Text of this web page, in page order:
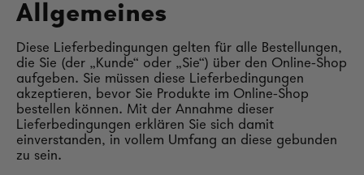
Allgemeines
Diese Lieferbedingungen gelten für alle Bestellungen,
die Sie (der „Kunde“ oder „Sie“) über den Online-Shop
aufgeben. Sie müssen diese Lieferbedingungen
akzeptieren, bevor Sie Produkte im Online-Shop
bestellen können. Mit der Annahme dieser
Lieferbedingungen erklären Sie sich damit
einverstanden, in vollem Umfang an diese gebunden
zu sein.